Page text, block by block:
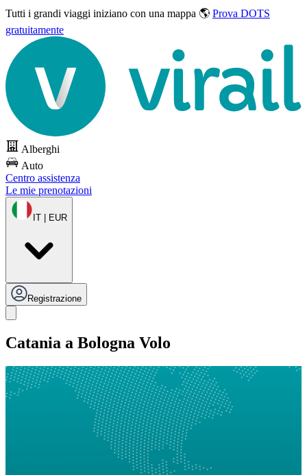
Tutti i grandi viaggi iniziano con una mappa 🌎 Prova DOTS
gratuitamente
Alberghi
Auto
Centro assistenza
Le mie prenotazioni
IT | EUR
Registrazione
Catania a Bologna Volo